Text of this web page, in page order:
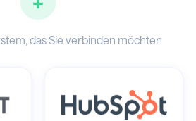
das Sie verbinden möchten